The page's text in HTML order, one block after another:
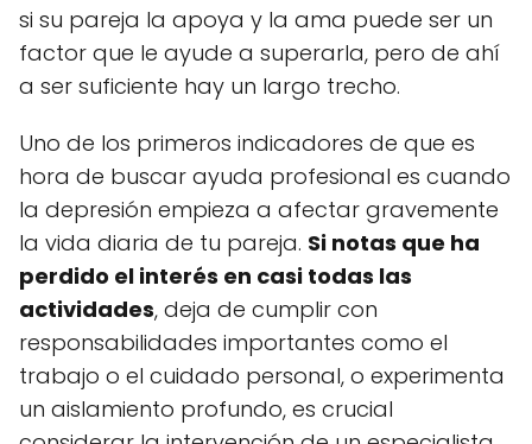
si su pareja la apoya y la ama puede ser un
factor que le ayude a superarla, pero de ahí
a ser suficiente hay un largo trecho.
Uno de los primeros indicadores de que es
hora de buscar ayuda profesional es cuando
la depresión empieza a afectar gravemente
la vida diaria de tu pareja. Si notas que ha
perdido el interés en casi todas las
actividades, deja de cumplir con
responsabilidades importantes como el
trabajo o el cuidado personal, o experimenta
un aislamiento profundo, es crucial